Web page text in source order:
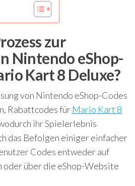
zur
Nintendo eShop-
Kart 8 Deluxe?
von Nintendo eShop-Codes
Rabattcodes für Mario Kart 8
ihr Spielerlebnis
das Befolgen einiger einfacher
Codes entweder auf
über die eShop-Website